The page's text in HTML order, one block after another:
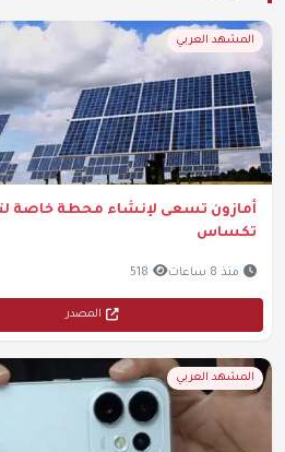
المشهد العربي
أمازون تسعى لإنشاء محطة خاصة
تكساس
منذ 8 ساعات 518
المصدر
المشهد العربي